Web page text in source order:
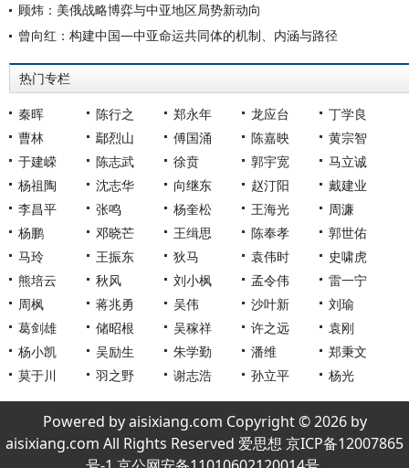
顾炜：美俄战略博弈与中亚地区局势新动向
曾向红：构建中国—中亚命运共同体的机制、内涵与路径
热门专栏
秦晖 陈行之 郑永年 龙应台
丁学良
曹林
鄢烈山 傅国涌 陈嘉映
黄宗智
于建嵘
陈志武 徐贲 郭宇宽
马立诚
杨祖陶
沈志华 向继东 赵汀阳
戴建业
李昌平
张鸣 杨奎松 王海光
周濂
杨鹏
邓晓芒 王缉思 陈奉孝
郭世佑
马玲
王振东 狄马 袁伟时
史啸虎
熊培云
秋风 刘小枫 孟令伟
雷一宁
周枫
蒋兆勇 吴伟 沙叶新
刘瑜
葛剑雄
储昭根 吴稼祥 许之远
袁刚
杨小凯
吴励生 朱学勤 潘维
郑秉文
莫于川
羽之野 谢志浩 孙立平 杨光
Powered by aisixiang.com Copyright © 2026 by
aisixiang.com All Rights Reserved 爱思想 京ICP备12007865